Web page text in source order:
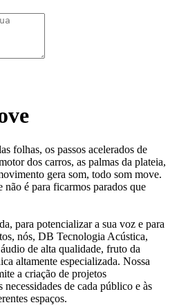
folhas, os passos acelerados de
dos carros, as palmas da plateia,
gera som, todo som move.
é para ficarmos parados que
para potencializar a sua voz e para
nós, DB Tecnologia Acústica,
de alta qualidade, fruto da
altamente especializada. Nossa
a criação de projetos
necessidades de cada público e às
espaços.